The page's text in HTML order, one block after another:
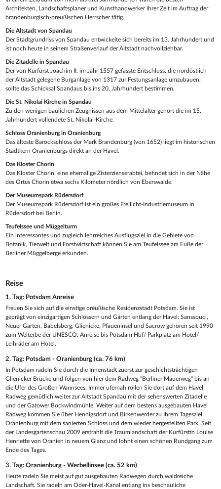
Architekten, Landschaftsplaner und Kunsthandwerker ihrer Zeit im Auftrag der
brandenburgisch-preußischen Herrscher tätig.
Die Altstadt von Spandau
Der Stadtgrundriss von Spandau entwickelte sich bereits im 13. Jahrhundert und
ist noch heute in seinem Straßenverlauf der Altstadt nachvollziehbar.
Die Zitadelle in Spandau
Der von Kurfürst Joachim II. im Jahr 1557 gefasste Entschluss, die nordöstlich
der Altstadt gelegene Burganlage von 1317 zur Festungsanlage umzubauen,
sollte das Schicksal Spandaus bis ins 20. Jahrhundert bestimmen.
Die St. Nikolai Kirche in Spandau
Zu den wenigen baulichen Zeugnissen aus dem Mittelalter gehört die im 15.
Jahrhundert vollendete St. Nikolai-Kirche.
Schloss Oranienburg in Oranienburg
Das älteste Barockschloss der Mark Brandenburg (von 1652) liegt im historischen
Stadtkern Oranienburgs direkt an der Havel.
Das Kloster Chorin
Das Kloster Chorin, eine ehemalige Zisterzienserabtei, befindet sich in der Nähe
des Ortes Chorin etwa sechs Kilometer nördlich von Eberswalde.
Der Museumspark Rüdersdorf
Der Museumspark Rüdersdorf ist ein großes Freilicht-Industriemuseum in
Rüdersdorf bei Berlin.
Teufelssee und Müggelturm
Ein interessantes und zugleich lehrreiches Ausflugsziel in die Gebiete von
Botanik, Tierwelt und Forstwirtschaft können Sie am Teufelssee am Fuße der
Berliner Müggelberge erkunden.
Reise
1. Tag: Potsdam Anreise
Freuen Sie sich auf die einstige preußische Residenzstadt Potsdam. Sie ist
geprägt von einzigartigen Schlössern und Gärten entlang der Havel: Sanssouci,
Neuer Garten, Babelsberg, Glienicke, Pfaueninsel und Sacrow gehören seit 1990
zum Welterbe der UNESCO. Anreise bis Potsdam Hbf/ Parkplatz am Hotel/
Leihräder am Hotel.
2. Tag: Potsdam - Oranienburg (ca. 76 km)
In Potsdam radeln Sie durch die Innenstadt zuerst zur geschichtsträchtigen
Glienicker Brücke und folgen von hier dem Radweg "Berliner Mauerweg" bis an
die Ufer des Großen Wannsees. Immer ufernah rollen Sie dort auf dem Havel
Radweg gemütlich weiter zur Altstadt Spandau mit der sehenswerten Zitadelle
und der Gatower Bockwindmühle. Weiter auf dem bestens ausgebauten Havel
Radweg kommen Sie über Hennigsdorf und Birkenwerder zu Ihrem Tagesziel
Oranienburg mit dem sanierten Schloss und dem wieder hergestellten Park. Seit
der Landesgartenschau 2009 erstrahlt die Traumlandschaft der Kurfürstin Louise
Henriette von Oranien in neuem Glanz und lohnt einen schönen Rundgang zum
Ende des Tages.
3. Tag: Oranienburg - Werbellinsee (ca. 52 km)
Heute radeln Sie meist auf gut ausgebauten Radwegen durch waldreiche
Landschaft. Sie radeln am Oder-Havel-Kanal entlang ins beschauliche